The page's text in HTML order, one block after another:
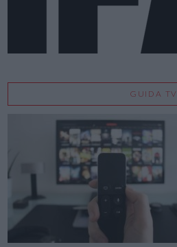
GUIDA TV